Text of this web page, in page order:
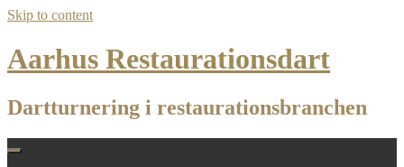
Skip to content
Aarhus Restaurationsdart
Dartturnering i restaurationsbranchen